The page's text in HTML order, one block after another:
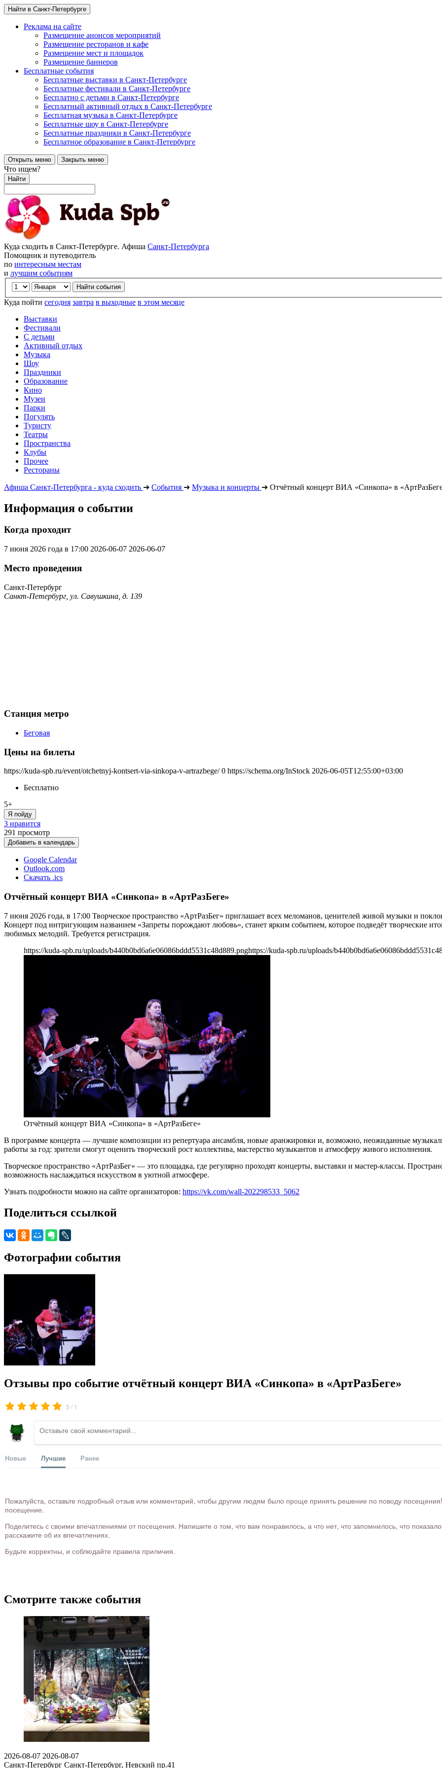
Найти в Санкт-Петербурге
Реклама на сайте
Размещение анонсов мероприятий
Размещение ресторанов и кафе
Размещение мест и площадок
Размещение баннеров
Бесплатные события
Бесплатные выставки в Санкт-Петербурге
Бесплатные фестивали в Санкт-Петербурге
Бесплатно с детьми в Санкт-Петербурге
Бесплатный активный отдых в Санкт-Петербурге
Бесплатная музыка в Санкт-Петербурге
Бесплатные шоу в Санкт-Петербурге
Бесплатные праздники в Санкт-Петербурге
Бесплатное образование в Санкт-Петербурге
Открыть меню Закрыть меню
Что ищем?
Найти
Куда сходить в Санкт-Петербурге. Афиша Санкт-Петербурга
Помощник и путеводитель
по интересным местам
и лучшим событиям
Куда пойти сегодня завтра в выходные в этом месяце
Выставки
Фестивали
С детьми
Активный отдых
Музыка
Шоу
Праздники
Образование
Кино
Музеи
Парки
Погулять
Туристу
Театры
Пространства
Клубы
Прочее
Рестораны
Афиша Санкт-Петербурга - куда сходить ➔ События ➔ Музыка и концерты ➔ Отчётный концерт ВИА «Синкопа» в
Информация о событии
Когда проходит
7 июня 2026 года в 17:00 2026-06-07 2026-06-07
Место проведения
Санкт-Петербург
Санкт-Петербург, ул. Савушкина, д. 139
Станция метро
Беговая
Цены на билеты
https://kuda-spb.ru/event/otchetnyj-kontsert-via-sinkopa-v-artrazbege/ 0 https://schema.org/InStock 2026-06-05T12:55:00+03:00
Бесплатно
5+
Я пойду
3 нравится
291 просмотр
Добавить в календарь
Google Calendar
Outlook.com
Скачать .ics
Отчётный концерт ВИА «Синкопа» в «АртРазБеге»
7 июня 2026 года, в 17:00 Творческое пространство «АртРазБег» приглашает всех меломанов, ценителей живой музыки и
Концерт под интригующим названием «Запреты порождают любовь», станет ярким событием, которое подведёт творческие
любимых мелодий. Требуется регистрация.
https://kuda-spb.ru/uploads/b440b0bd6a6e06086bddd5531c48d889.pnghttps://kuda-spb.ru/uploads/
Отчётный концерт ВИА «Синкопа» в «АртРазБеге»
В программе концерта — лучшие композиции из репертуара ансамбля, новые аранжировки и, возможно, неожиданные
работы за год: зрители смогут оценить творческий рост коллектива, мастерство музыкантов и атмосферу живого исполнения.
Творческое пространство «АртРазБег» — это площадка, где регулярно проходят концерты, выставки и мастер‑классы.
возможность наслаждаться искусством в уютной атмосфере.
Узнать подробности можно на сайте организаторов: https://vk.com/wall-202298533_5062
Поделиться ссылкой
Фотографии события
Отзывы про событие отчётный концерт ВИА «Синкопа» в «АртРазБеге»
5 / 1
Новые Лучшие Ранее
Пожалуйста, оставьте подробный отзыв или комментарий, чтобы другим людям было проще принять решение по поводу посещения!
посещение.
Поделитесь с своими впечатлениями от посещения. Напишите о том, что вам понравилось, а что нет, что запомнилось, что
расскажите об их впечатлениях.
Будьте корректны, и соблюдайте правила приличия.
Смотрите также события
2026-08-07 2026-08-07
Санкт-Петербург Санкт-Петербург, Невский пр.41